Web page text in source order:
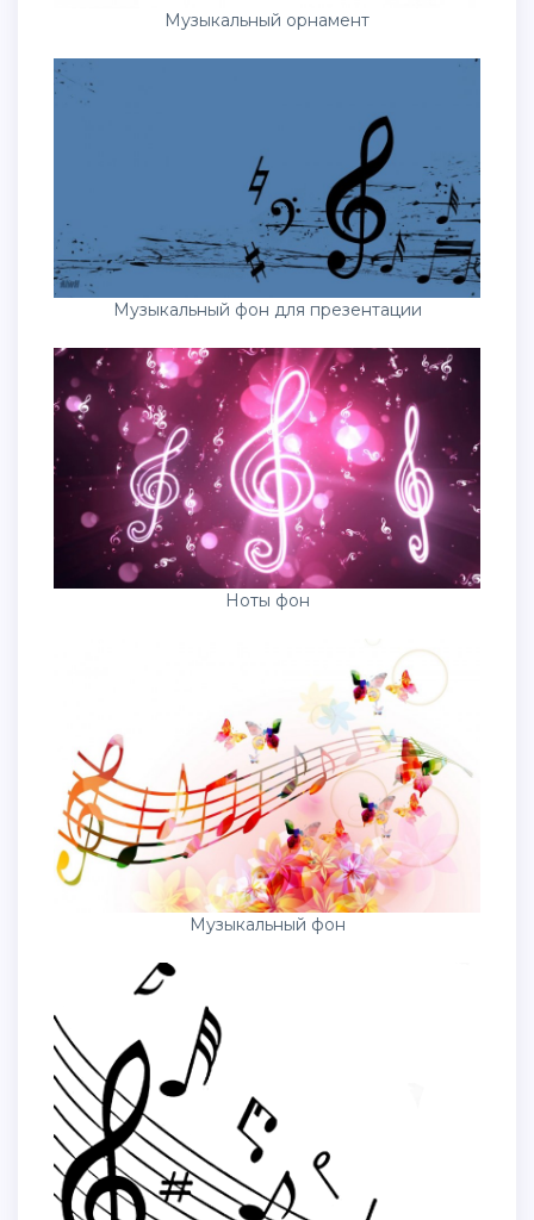
Музыкальный орнамент
Музыкальный фон для презентации
Ноты фон
Музыкальный фон